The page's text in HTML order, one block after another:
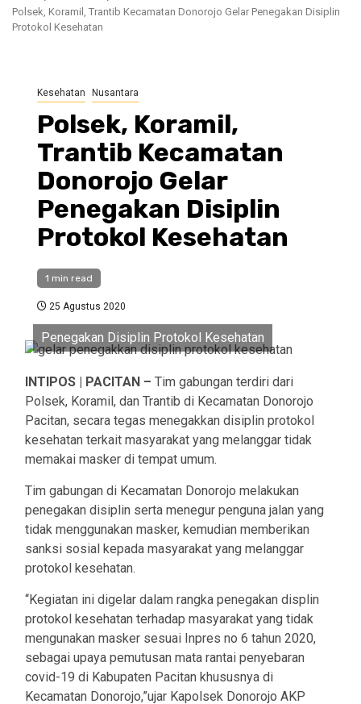
Polsek, Koramil, Trantib Kecamatan Donorojo Gelar Penegakan Disiplin
Protokol Kesehatan
Kesehatan Nusantara
Polsek, Koramil,
Trantib Kecamatan
Donorojo Gelar
Penegakan Disiplin
Protokol Kesehatan
1 min read
25 Agustus 2020
Penegakan Disiplin Protokol Kesehatan
INTIPOS | PACITAN – Tim gabungan terdiri dari
Polsek, Koramil, dan Trantib di Kecamatan Donorojo
Pacitan, secara tegas menegakkan disiplin protokol
kesehatan terkait masyarakat yang melanggar tidak
memakai masker di tempat umum.
Tim gabungan di Kecamatan Donorojo melakukan
penegakan disiplin serta menegur penguna jalan yang
tidak menggunakan masker, kemudian memberikan
sanksi sosial kepada masyarakat yang melanggar
protokol kesehatan.
“Kegiatan ini digelar dalam rangka penegakan displin
protokol kesehatan terhadap masyarakat yang tidak
mengunakan masker sesuai Inpres no 6 tahun 2020,
sebagai upaya pemutusan mata rantai penyebaran
covid-19 di Kabupaten Pacitan khususnya di
Kecamatan Donorojo,”ujar Kapolsek Donorojo AKP